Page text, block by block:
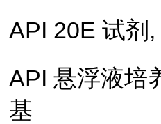
API 20E 试剂,
API 悬浮液培
基